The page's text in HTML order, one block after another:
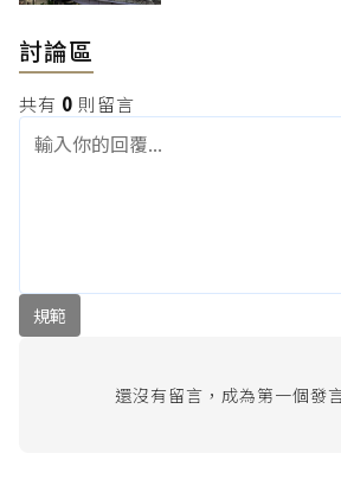
討論區
共有 0 則留言
規範
還沒有留言，成為第一個發